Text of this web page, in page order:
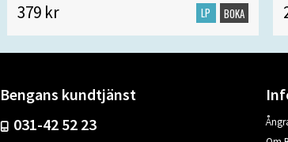
379 kr LP BOKA
Bengans kundtjänst
031-42 52 23